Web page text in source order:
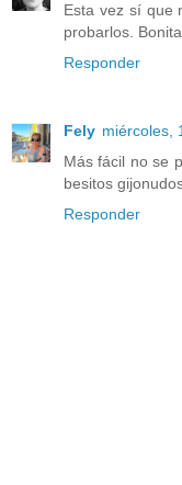
Esta vez sí que
probarlos.
Responder
Fely miércoles,
Más fácil no se
besitos
Responder